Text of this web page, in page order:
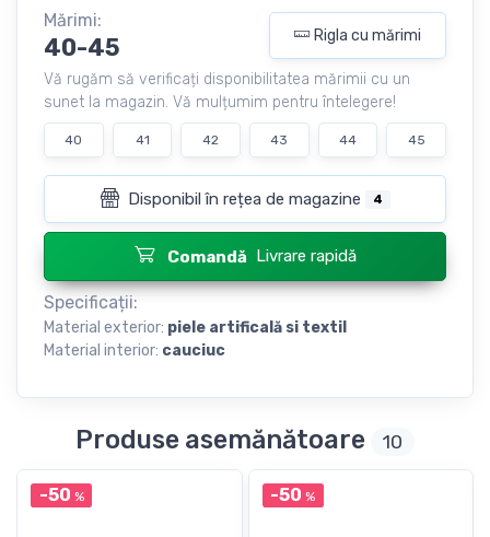
Mărimi:
40-45 Rigla cu mărimi
Vă rugăm să verificați disponibilitatea mărimii cu un
sunet la magazin. Vă mulțumim pentru întelegere!
40 41 42 43 44 45
Disponibil în rețea de magazine 4
Comandă Livrare rapidă
Specificații:
Material exterior: piele artificală si textil
Material interior: cauciuc
Produse asemănătoare 10
-50 % -50 %